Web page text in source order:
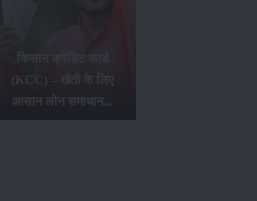
किसान क्रेडिट कार्ड
(KCC) – खेती के लिए
आसान लोन समाधान...